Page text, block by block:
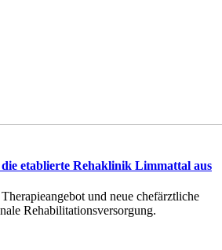
etablierte Rehaklinik Limmattal aus
und neue chefärztliche
Rehabilitationsversorgung.